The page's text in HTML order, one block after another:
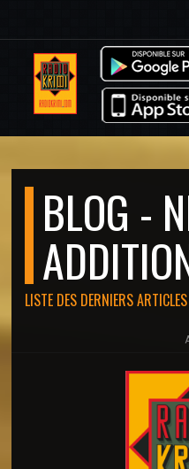
BLOG -
LISTE DES DERNIERS ARTICLES